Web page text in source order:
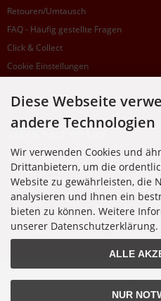
Retouren/Umtausch
FAQ - Häufig gestellte Fragen
Click & Collect
Cookie Einstellungen
SUPPORTHOTLINE
Zu laufenden Aufträgen oder Fragen
Montag, Dienstag, Donnerstag,
Mittwoch: 10:00 - 18:00 Uhr
* Kosten: normaler Ortstarif DE, mit
Ausland fallen die jeweils geltenden
können abweichen.
Alle Preise inkl. gesetzl. MwSt. zzgl.
entsprechen dem
Diese Webseite
andere Technologien
Wir verwenden Cookies und
Drittanbietern, um die
Website zu gewährleisten, die
analysieren und Ihnen ein
bieten zu können. Weitere
unserer Datenschutzerklärung.
ALLE
NUR